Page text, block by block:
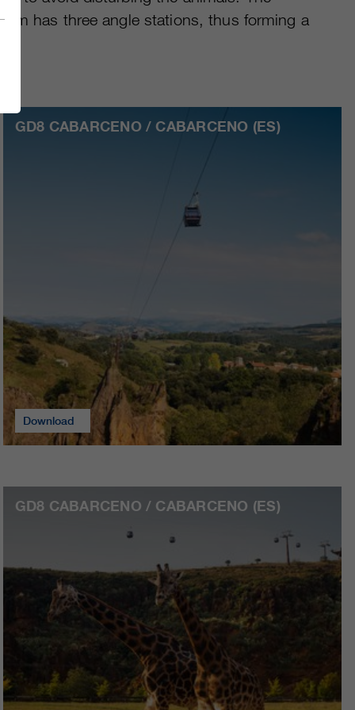
has three angle stations, thus forming a
GD8 CABARCENO / CABARCENO (ES)
Download
GD8 CABARCENO / CABARCENO (ES)